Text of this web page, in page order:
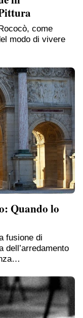
come
modo di vivere
Quando lo
fusione di
dell’arredamento